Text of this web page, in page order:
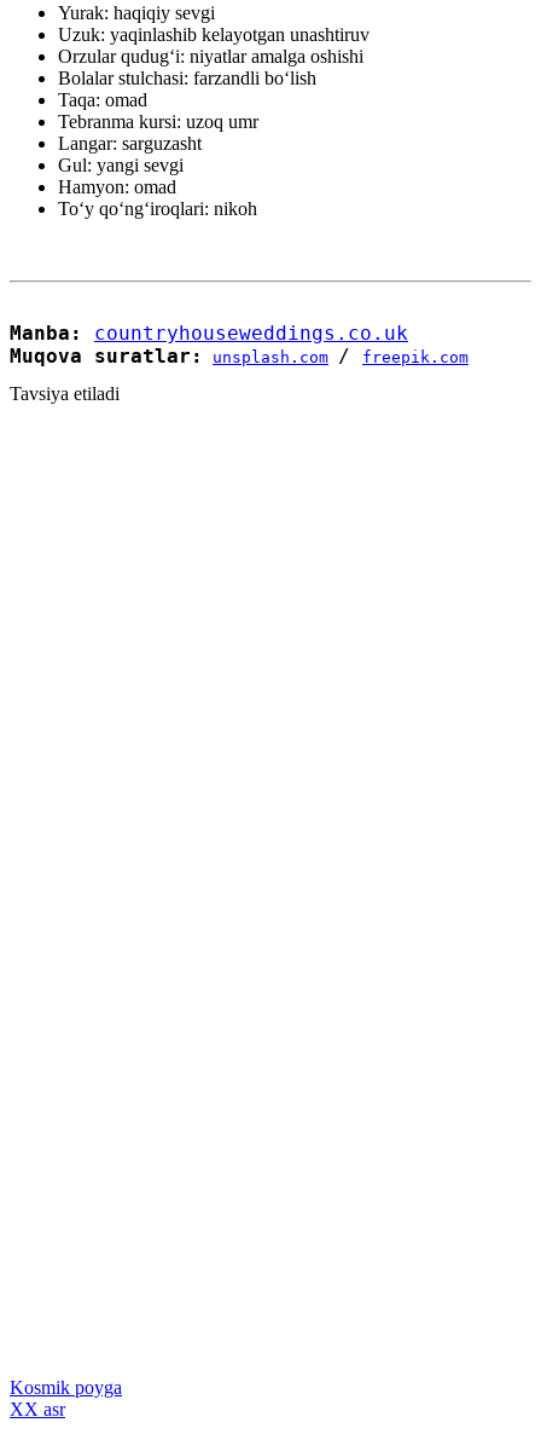
Yurak: haqiqiy sevgi
Uzuk: yaqinlashib kelayotgan unashtiruv
Orzular qudugʻi: niyatlar amalga oshishi
Bolalar stulchasi: farzandli boʻlish
Taqa: omad
Tebranma kursi: uzoq umr
Langar: sarguzasht
Gul: yangi sevgi
Hamyon: omad
Toʻy qoʻngʻiroqlari: nikoh
Manba: countryhouseweddings.co.uk
Muqova suratlar:
unsplash.com / freepik.com
Tavsiya etiladi
Kosmik poyga
XX asr